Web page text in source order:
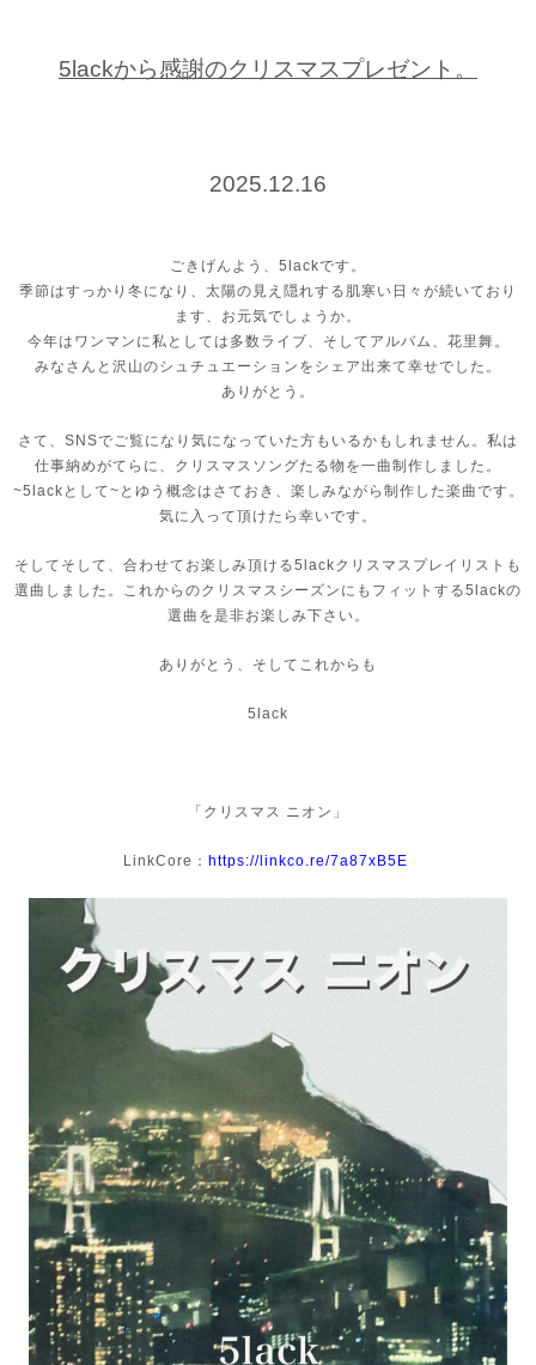
5lackから感謝のクリスマスプレゼント。
2025.12.16
ごきげんよう、5lackです。
季節はすっかり冬になり、太陽の見え隠れする肌寒い日々が続いており
ます、お元気でしょうか。
今年はワンマンに私としては多数ライブ、そしてアルバム、花里舞。
みなさんと沢山のシュチュエーションをシェア出来て幸せでした。
ありがとう。
さて、SNSでご覧になり気になっていた方もいるかもしれません。私は
仕事納めがてらに、クリスマスソングたる物を一曲制作しました。
~5lackとして~とゆう概念はさておき、楽しみながら制作した楽曲です。
気に入って頂けたら幸いです。
そしてそして、合わせてお楽しみ頂ける5lackクリスマスプレイリストも
選曲しました。これからのクリスマスシーズンにもフィットする5lackの
選曲を是非お楽しみ下さい。
ありがとう、そしてこれからも
5lack
「クリスマス ニオン」
LinkCore： https://linkco.re/7a87xB5E